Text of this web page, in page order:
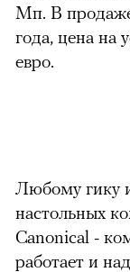
Мп. В продаже
года, цена на
евро.
Любому гику
настольных
Canonical -
работает и